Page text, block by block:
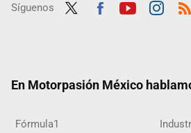
Síguenos
En Motorpasión México
Fórmula1